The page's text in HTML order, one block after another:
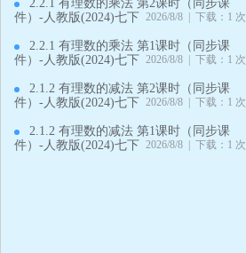
2.2.1 有理数的乘法 第2课时（同步课
件）-人教版(2024)七下 2026/8/8 | 下载：1 次
2.2.1 有理数的乘法 第1课时（同步课
件）-人教版(2024)七下 2026/8/8 | 下载：1 次
2.1.2 有理数的减法 第2课时（同步课
件）-人教版(2024)七下 2026/8/8 | 下载：1 次
2.1.2 有理数的减法 第1课时（同步课
件）-人教版(2024)七下 2026/8/8 | 下载：1 次